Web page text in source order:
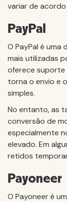
variar de
PayPal
O PayPal é
mais utilizadas
oferece suporte
torna o envio e
simples.
No entanto, as
conversão de
especialmente
elevado. Em
retidos
Payoneer
O Payoneer é